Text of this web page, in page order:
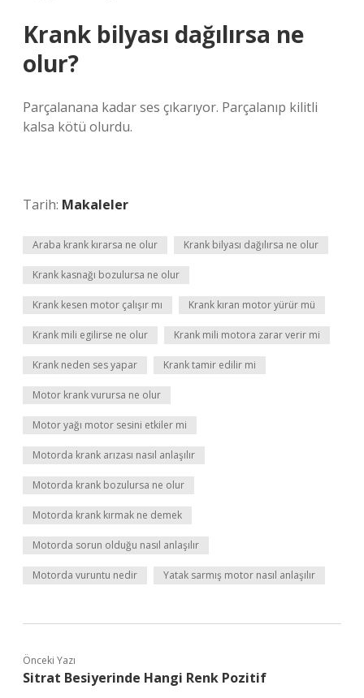
Krank bilyası dağılırsa ne
olur?
Parçalanana kadar ses çıkarıyor. Parçalanıp kilitli
kalsa kötü olurdu.
Tarih: Makaleler
Araba krank kırarsa ne olur Krank bilyası dağılırsa ne olur
Krank kasnağı bozulursa ne olur
Krank kesen motor çalışır mı Krank kıran motor yürür mü
Krank mili egilirse ne olur Krank mili motora zarar verir mi
Krank neden ses yapar Krank tamir edilir mi
Motor krank vurursa ne olur
Motor yağı motor sesini etkiler mi
Motorda krank arızası nasıl anlaşılır
Motorda krank bozulursa ne olur
Motorda krank kırmak ne demek
Motorda sorun olduğu nasıl anlaşılır
Motorda vuruntu nedir Yatak sarmış motor nasıl anlaşılır
Önceki Yazı
Sitrat Besiyerinde Hangi Renk Pozitif